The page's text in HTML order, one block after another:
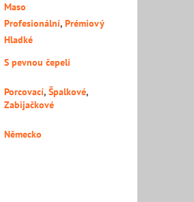
Maso
Profesionální,Prémiový
Hladké
S pevnou čepelí
Porcovací,Špalkové,
Zabijačkové
Německo